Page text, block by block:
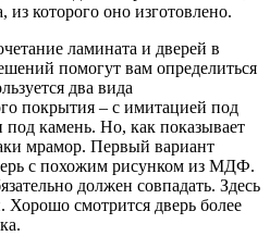
из которого оно изготовлено.
ламината и дверей в
помогут вам определиться
два вида
покрытия – с имитацией под
камень. Но, как показывает
мрамор. Первый вариант
с похожим рисунком из МДФ.
должен совпадать. Здесь
Хорошо смотрится дверь более